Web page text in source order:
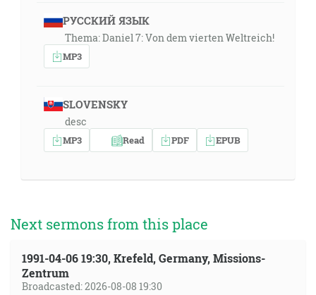
РУССКИЙ ЯЗЫК
Thema: Daniel 7: Von dem vierten Weltreich!
MP3
SLOVENSKY
desc
MP3 Read PDF EPUB
Next sermons from this place
1991-04-06 19:30, Krefeld, Germany, Missions-
Zentrum
Broadcasted: 2026-08-08 19:30